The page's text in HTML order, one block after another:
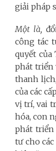
giải pháp
Một là,
công tác
quyết
phát triển
thanh
của các
vị trí, vai
hóa, con
phát triển
tư cho